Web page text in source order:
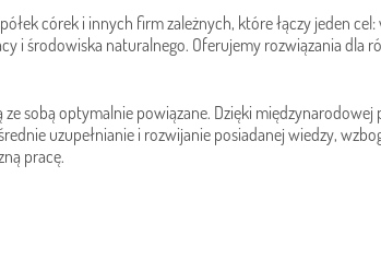
córek i innych firm zależnych, które łączy
i środowiska naturalnego. Oferujemy rozwiązania dla
sobą optymalnie powiązane. Dzięki
uzupełnianie i rozwijanie posiadanej wiedzy,
pracę.